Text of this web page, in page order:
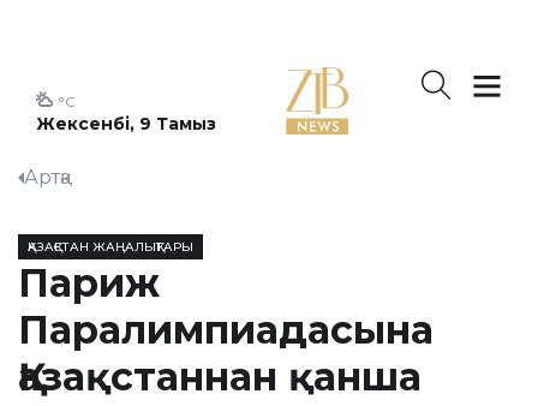
Жексенбі, 9 Тамыз
°C
Артқа
ҚАЗАҚСТАН ЖАҢАЛЫҚТАРЫ
Париж
Паралимпиадасына
Қазақстаннан қанша